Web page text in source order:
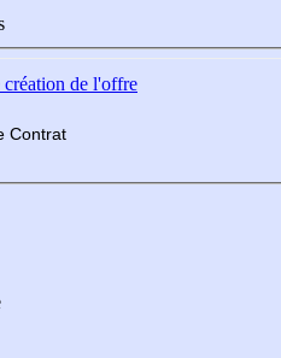
de l'offre
Contrat